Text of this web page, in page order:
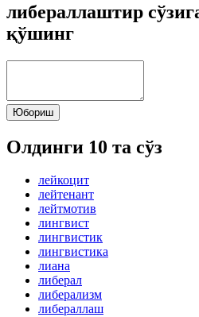
либераллаштир
қўшинг
Юбориш
Олдинги 10 та сўз
лейкоцит
лейтенант
лейтмотив
лингвист
лингвистик
лингвистика
лиана
либерал
либерализм
либераллаш